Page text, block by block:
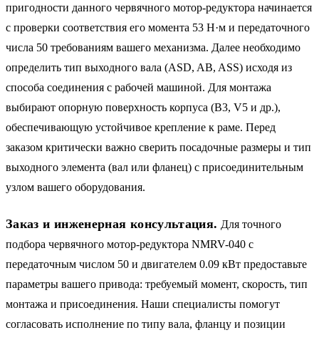
пригодности данного червячного мотор-редуктора начинается
с проверки соответствия его момента 53 Н·м и передаточного
числа 50 требованиям вашего механизма. Далее необходимо
определить тип выходного вала (ASD, AB, ASS) исходя из
способа соединения с рабочей машиной. Для монтажа
выбирают опорную поверхность корпуса (B3, V5 и др.),
обеспечивающую устойчивое крепление к раме. Перед
заказом критически важно сверить посадочные размеры и тип
выходного элемента (вал или фланец) с присоединительным
узлом вашего оборудования.
Заказ и инженерная консультация. Для точного
подбора червячного мотор-редуктора NMRV-040 с
передаточным числом 50 и двигателем 0.09 кВт предоставьте
параметры вашего привода: требуемый момент, скорость, тип
монтажа и присоединения. Наши специалисты помогут
согласовать исполнение по типу вала, фланцу и позиции